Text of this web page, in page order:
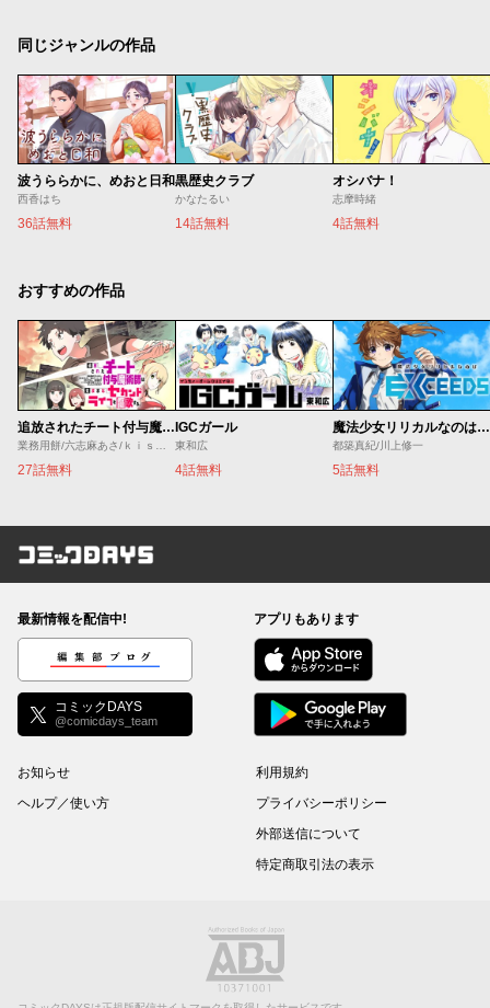
同じジャンルの作品
波うららかに、めおと日和
西香はち
36話無料
黒歴史クラブ
かなたるい
14話無料
オシバナ！
志摩時緒
4話無料
おすすめの作品
追放されたチート付与魔術師は気ままなセカンドライフを謳歌する。 ～俺は武器だけじゃなく、あらゆるものに『強化ポイント』を付与できるし、俺の意思でいつでも効果を解除できるけど、残った人たち大丈夫？～
業務用餅/六志麻あさ/ｋｉｓｕｉ
27話無料
IGCガール
東和広
4話無料
魔法少女リリカルなのは EXCEEDS
都築真紀/川上修一
5話無料
コミックDAYS
最新情報を配信中!
編集部ブログ
コミックDAYS
@comicdays_team
アプリもあります
お知らせ
ヘルプ／使い方
利用規約
プライバシーポリシー
外部送信について
特定商取引法の表示